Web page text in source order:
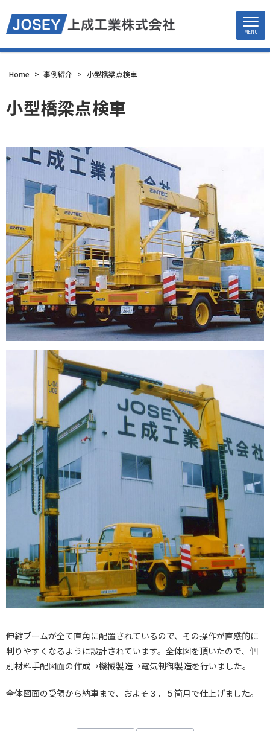
MENU
Home > 事例紹介 > 小型橋梁点検車
小型橋梁点検車
伸縮ブームが全て直角に配置されているので、その操作が直感的に
判りやすくなるように設計されています。全体図を頂いたので、個
別材料手配図面の作成→機械製造→電気制御製造を行いました。
全体図面の受領から納車まで、およそ３．５箇月で仕上げました。